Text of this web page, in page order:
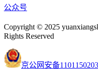
公众号
Copyright © 2025
Rights Reserved
京公网安备